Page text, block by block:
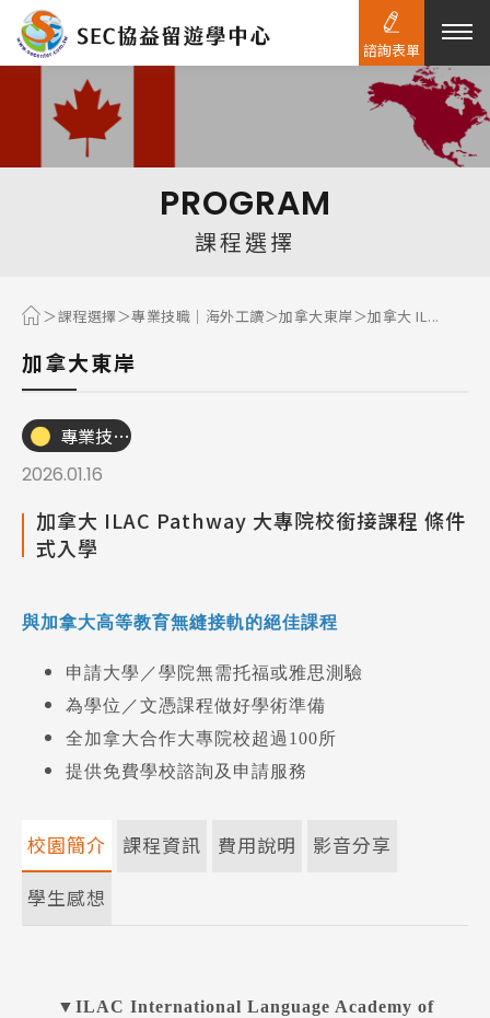
熱門搜尋：
PROGRAM
課程選擇
課程選擇 專業技職｜海外工讀 加拿大東岸 加拿大 IL...
加拿大東岸
專業技職｜海外工讀
2026.01.16
加拿大 ILAC Pathway 大專院校銜接課程 條件
式入學
與加拿大高等教育無縫接軌的絕佳課程
申請大學／學院無需托福或雅思測驗
為學位／文憑課程做好學術準備
全加拿大合作大專院校超過100所
提供免費學校諮詢及申請服務
校園簡介
▼ILAC International Language Academy of
課程資訊 費用說明
影音分享
學生感想
諮詢表單